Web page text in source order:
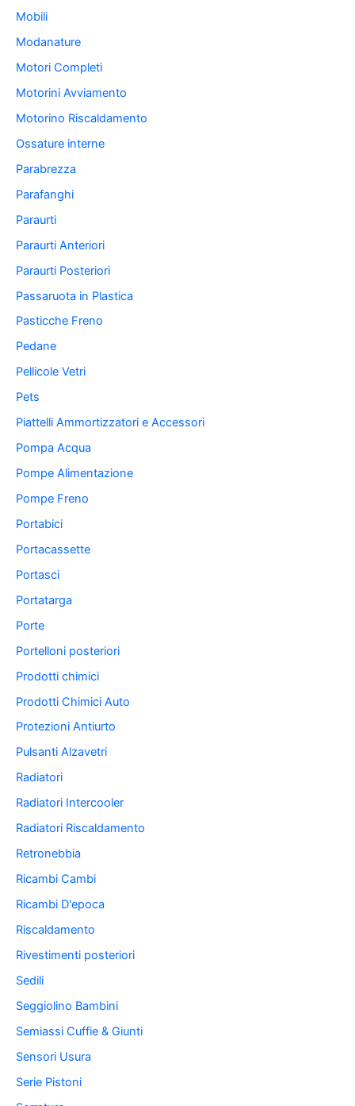
Mobili
Modanature
Motori Completi
Motorini Avviamento
Motorino Riscaldamento
Ossature interne
Parabrezza
Parafanghi
Paraurti
Paraurti Anteriori
Paraurti Posteriori
Passaruota in Plastica
Pasticche Freno
Pedane
Pellicole Vetri
Pets
Piattelli Ammortizzatori e Accessori
Pompa Acqua
Pompe Alimentazione
Pompe Freno
Portabici
Portacassette
Portasci
Portatarga
Porte
Portelloni posteriori
Prodotti chimici
Prodotti Chimici Auto
Protezioni Antiurto
Pulsanti Alzavetri
Radiatori
Radiatori Intercooler
Radiatori Riscaldamento
Retronebbia
Ricambi Cambi
Ricambi D'epoca
Riscaldamento
Rivestimenti posteriori
Sedili
Seggiolino Bambini
Semiassi Cuffie & Giunti
Sensori Usura
Serie Pistoni